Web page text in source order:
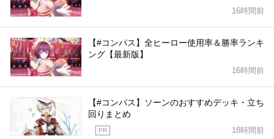
16時間前
【#コンパス】全ヒーロー使用率＆勝率ランキ
ング【最新版】
16時間前
【#コンパス】ソーンのおすすめデッキ・立ち
回りまとめ
18時間前
PR